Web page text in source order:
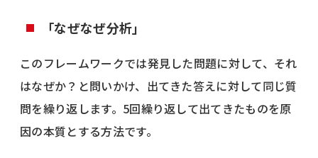
「なぜなぜ分析」
このフレームワークでは発見した問題に対して、それ
はなぜか？と問いかけ、出てきた答えに対して同じ質
問を繰り返します。5回繰り返して出てきたものを原
因の本質とする方法です。